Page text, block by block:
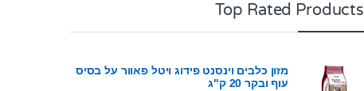
Top Rated Products
מזון כלבים וינסנט פידוג ויטל פאוור על בסיס
עוף ובקר 20 ק"ג